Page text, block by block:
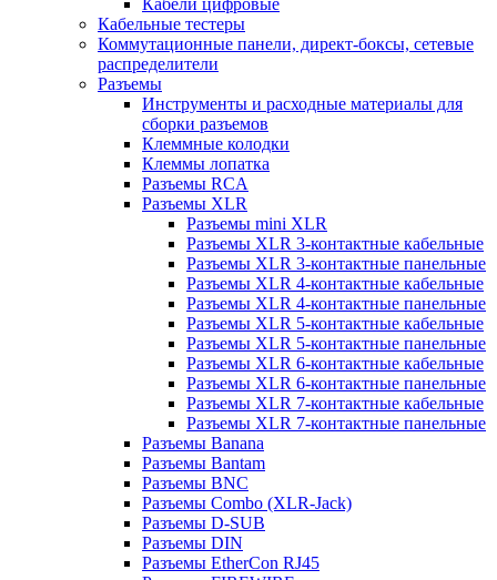
Кабели цифровые
Кабельные тестеры
Коммутационные панели, директ-боксы, сетевые
распределители
Разъемы
Инструменты и расходные материалы для
сборки разъемов
Клеммные колодки
Клеммы лопатка
Разъемы RCA
Разъемы XLR
Разъемы mini XLR
Разъемы XLR 3-контактные кабельные
Разъемы XLR 3-контактные панельные
Разъемы XLR 4-контактные кабельные
Разъемы XLR 4-контактные панельные
Разъемы XLR 5-контактные кабельные
Разъемы XLR 5-контактные панельные
Разъемы XLR 6-контактные кабельные
Разъемы XLR 6-контактные панельные
Разъемы XLR 7-контактные кабельные
Разъемы XLR 7-контактные панельные
Разъемы Banana
Разъемы Bantam
Разъемы BNC
Разъемы Combo (XLR-Jack)
Разъемы D-SUB
Разъемы DIN
Разъемы EtherCon RJ45